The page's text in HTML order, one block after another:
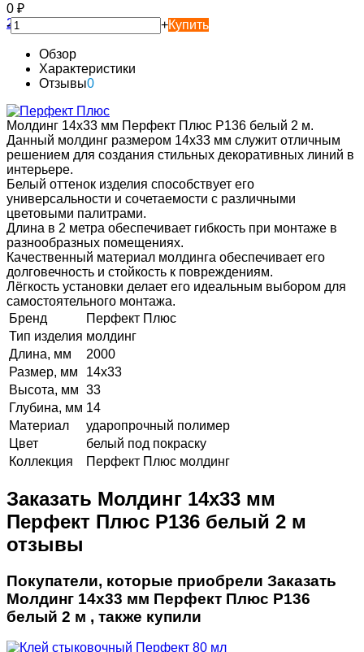
0 ₽
-
+Купить
Обзор
Характеристики
Отзывы0
Молдинг 14х33 мм Перфект Плюс P136 белый 2 м.
Данный молдинг размером 14х33 мм служит отличным
решением для создания стильных декоративных линий в
интерьере.
Белый оттенок изделия способствует его
универсальности и сочетаемости с различными
цветовыми палитрами.
Длина в 2 метра обеспечивает гибкость при монтаже в
разнообразных помещениях.
Качественный материал молдинга обеспечивает его
долговечность и стойкость к повреждениям.
Лёгкость установки делает его идеальным выбором для
самостоятельного монтажа.
Бренд
Перфект Плюс
Тип изделия молдинг
Длина, мм
2000
Размер, мм
14х33
Высота, мм 33
Глубина, мм 14
Материал
ударопрочный полимер
Цвет
белый под покраску
Коллекция
Перфект Плюс молдинг
Заказать Молдинг 14х33 мм
Перфект Плюс P136 белый 2 м
отзывы
Покупатели, которые приобрели Заказать
Молдинг 14х33 мм Перфект Плюс P136
белый 2 м , также купили